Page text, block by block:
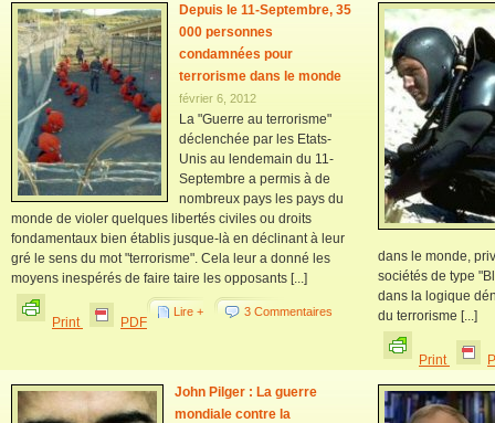
Depuis le 11-Septembre, 35
000 personnes
condamnées pour
terrorisme dans le monde
février 6, 2012
La "Guerre au terrorisme"
déclenchée par les Etats-
Unis au lendemain du 11-
Septembre a permis à de
nombreux pays les pays du
monde de violer quelques libertés civiles ou droits
fondamentaux bien établis jusque-là en déclinant à leur
gré le sens du mot "terrorisme". Cela leur a donné les
moyens inespérés de faire taire les opposants [...]
Print PDF
Lire + 3 Commentaires
dans le monde,
sociétés de type
dans la logique
du terrorisme [...]
Print
John Pilger : La guerre
mondiale contre la